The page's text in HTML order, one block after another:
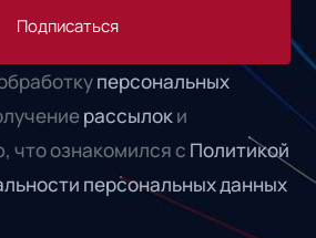
Подписаться
персональных
рассылок и
что ознакомился с Политикой
персональных данных